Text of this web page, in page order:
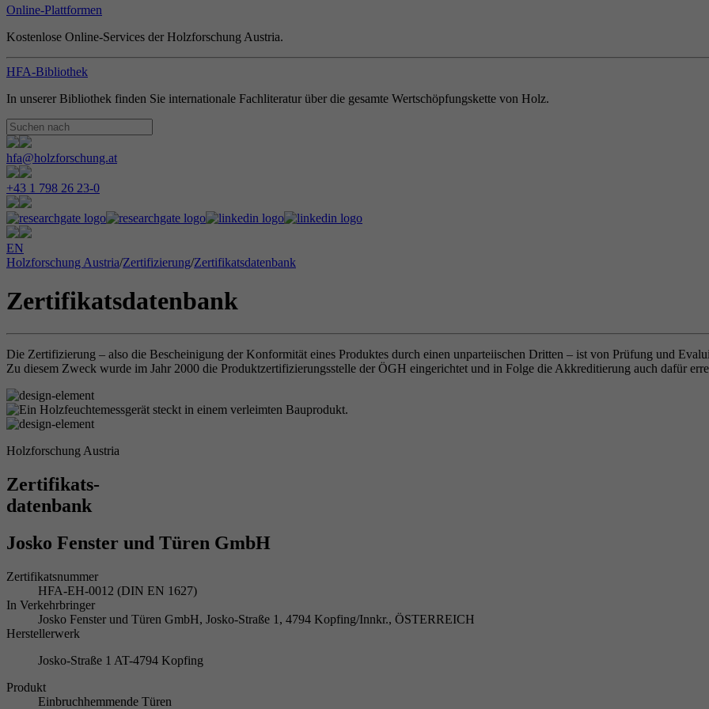
Online-Plattformen
Kostenlose Online-Services der Holzforschung Austria.
HFA-Bibliothek
In unserer Bibliothek finden Sie internationale Fachliteratur über die gesamte Wertschöpfungskette von Holz.
hfa@holzforschung.at
+43 1 798 26 23-0
EN
Holzforschung Austria/Zertifizierung/Zertifikatsdatenbank
Zertifikatsdatenbank
Die Zertifizierung – also die Bescheinigung der Konformität eines Produktes durch einen unparteiischen Dritten – ist von Prüfung und
Zu diesem Zweck wurde im Jahr 2000 die Produktzertifizierungsstelle der ÖGH eingerichtet und in Folge die Akkreditierung auch dafür
Holzforschung Austria
Zertifikats-
datenbank
Josko Fenster und Türen GmbH
Zertifikatsnummer
HFA-EH-0012 (DIN EN 1627)
In Verkehrbringer
Josko Fenster und Türen GmbH, Josko-Straße 1, 4794 Kopfing/Innkr., ÖSTERREICH
Herstellerwerk
Josko-Straße 1 AT-4794 Kopfing
Produkt
Einbruchhemmende Türen